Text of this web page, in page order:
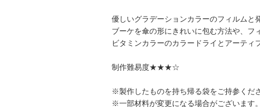
優しいグラデーションカラーのフィルムと
ブーケを傘の形にきれいに包む方法や、フ
ビタミンカラーのカラードライとアーティ
制作難易度★★★☆
※製作したものを持ち帰る袋をご持参くだ
※一部材料が変更になる場合がございます。